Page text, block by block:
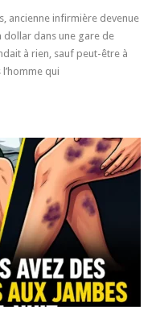
ancienne infirmière devenue
dollar dans une gare de
à rien, sauf peut-être à
qui